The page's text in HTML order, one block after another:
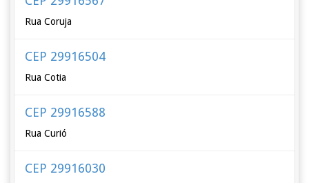
Rua Coruja
CEP 29916504
Rua Cotia
CEP 29916588
Rua Curió
CEP 29916030